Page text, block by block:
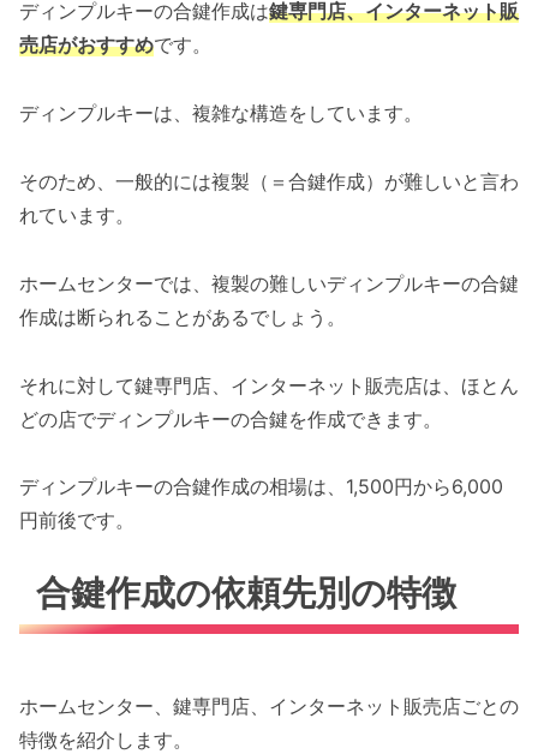
ディンプルキーの合鍵作成は鍵専門店、インターネット販
売店がおすすめです。
ディンプルキーは、複雑な構造をしています。
そのため、一般的には複製（＝合鍵作成）が難しいと言わ
れています。
ホームセンターでは、複製の難しいディンプルキーの合鍵
作成は断られることがあるでしょう。
それに対して鍵専門店、インターネット販売店は、ほとん
どの店でディンプルキーの合鍵を作成できます。
ディンプルキーの合鍵作成の相場は、1,500円から6,000
円前後です。
合鍵作成の依頼先別の特徴
ホームセンター、鍵専門店、インターネット販売店ごとの
特徴を紹介します。